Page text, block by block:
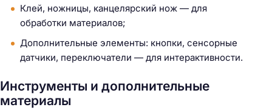
Клей, ножницы, канцелярский нож — для
обработки материалов;
Дополнительные элементы: кнопки, сенсорные
датчики, переключатели — для интерактивности.
Инструменты и дополнительные
материалы